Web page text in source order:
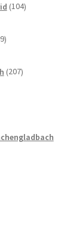
104izdelki
izdelkov
207izdelkov